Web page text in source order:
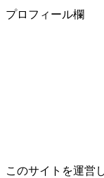
プロフィール欄
このサイトを運営